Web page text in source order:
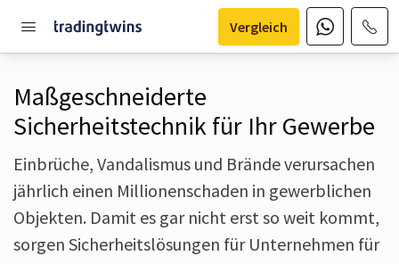
Maßgeschneiderte
Sicherheitstechnik für Ihr Gewerbe
Einbrüche, Vandalismus und Brände verursachen
jährlich einen Millionenschaden in gewerblichen
Objekten. Damit es gar nicht erst so weit kommt,
sorgen Sicherheits­lösungen für Unternehmen für
Vergleich